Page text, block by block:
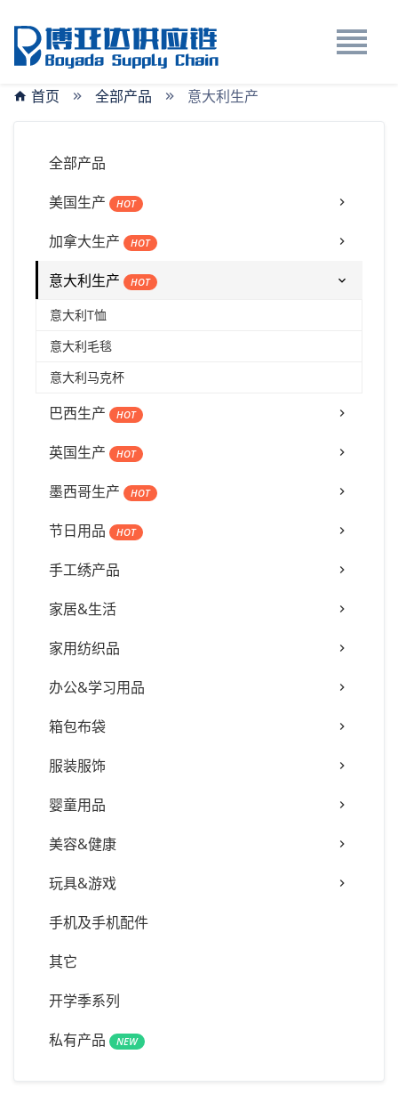
首页 全部产品 意大利生产
全部产品
美国生产
HOT
加拿大生产 HOT
意大利生产 HOT
意大利T恤
意大利毛毯
意大利马克杯
巴西生产 HOT
英国生产 HOT
墨西哥生产 HOT
节日用品 HOT
手工绣产品
家居&生活
家用纺织品
办公&学习用品
箱包布袋
服装服饰
婴童用品
美容&健康
玩具&游戏
手机及手机配件
其它
开学季系列
私有产品
NEW